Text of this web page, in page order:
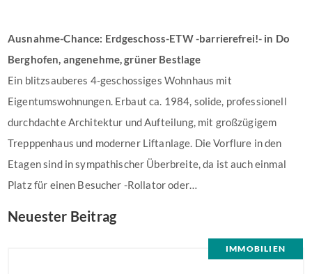
Ausnahme-Chance: Erdgeschoss-ETW -barrierefrei!- in Do
Berghofen, angenehme, grüner Bestlage
Ein blitzsauberes 4-geschossiges Wohnhaus mit
Eigentumswohnungen. Erbaut ca. 1984, solide, professionell
durchdachte Architektur und Aufteilung, mit großzügigem
Trepppenhaus und moderner Liftanlage. Die Vorflure in den
Etagen sind in sympathischer Überbreite, da ist auch einmal
Platz für einen Besucher -Rollator oder…
Neuester Beitrag
IMMOBILIEN